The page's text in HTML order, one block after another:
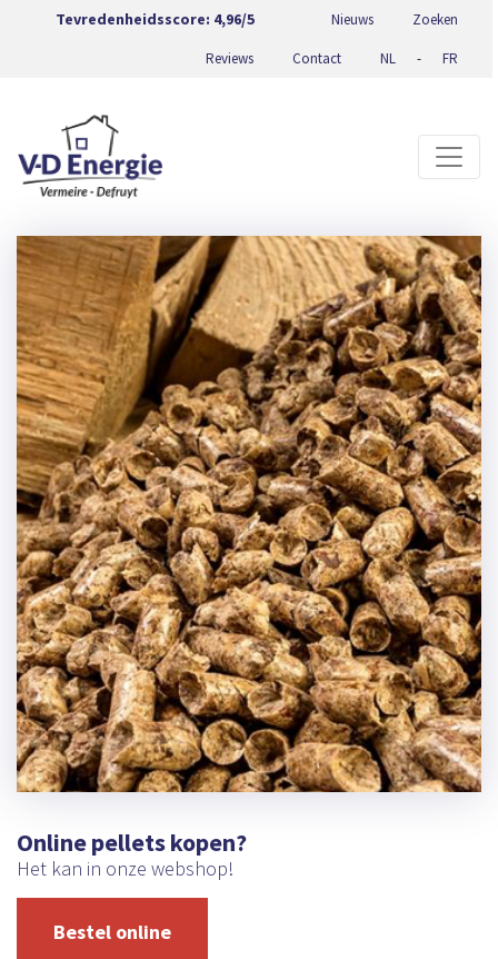
Tevredenheidsscore: 4,96/5 Nieuws Zoeken
Reviews Contact NL - FR
Online pellets kopen?
Het kan in onze webshop!
Bestel online